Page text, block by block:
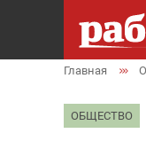
Главная
ОБЩЕСТВО